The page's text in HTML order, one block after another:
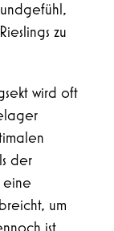
zu
wird oft
der
eine
um